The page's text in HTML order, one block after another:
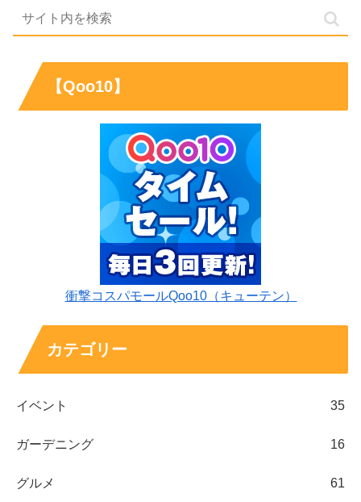
【Qoo10】
衝撃コスパモールQoo10（キューテン）
カテゴリー
イベント 35
ガーデニング 16
グルメ 61